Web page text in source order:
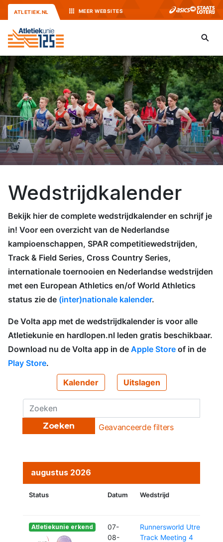
ATLETIEK.NL MEER WEBSITES
Wedstrijdkalender
Bekijk hier de complete wedstrijdkalender en schrijf je
in! Voor een overzicht van de Nederlandse
kampioenschappen, SPAR competitiewedstrijden,
Track & Field Series, Cross Country Series,
internationale toernooien en Nederlandse wedstrijden
met een European Athletics en/of World Athletics
status zie de (inter)nationale kalender.
De Volta app met de wedstrijdkalender is voor alle
Atletiekunie en hardlopen.nl leden gratis beschikbaar.
Download nu de Volta app in de Apple Store of in de
Play Store.
Kalender
Uitslagen
Zoeken Geavanceerde filters
augustus 2026
Status Datum Wedstrijd
Atletiekunie erkend
07-
08-
Runnersworld Utrecht
Track Meeting 4